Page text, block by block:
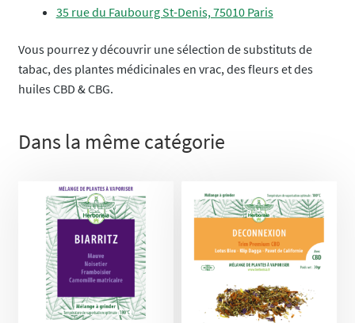
35 rue du Faubourg St-Denis, 75010 Paris
Vous pourrez y découvrir une sélection de substituts de
tabac, des plantes médicinales en vrac, des fleurs et des
huiles CBD & CBG.
Dans la même catégorie